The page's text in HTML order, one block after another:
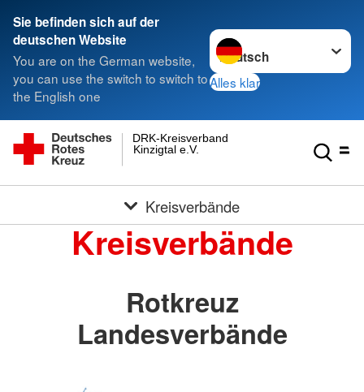
Sie befinden sich auf der
deutschen Website
You are on the German website,
you can use the switch to switch to
the English one
Sprache wechseln zu
Alles klar
Kinzigtal e.V.
DRK-Kreisverband
Kreisverbände
Kreisverbände
Rotkreuz
Landesverbände